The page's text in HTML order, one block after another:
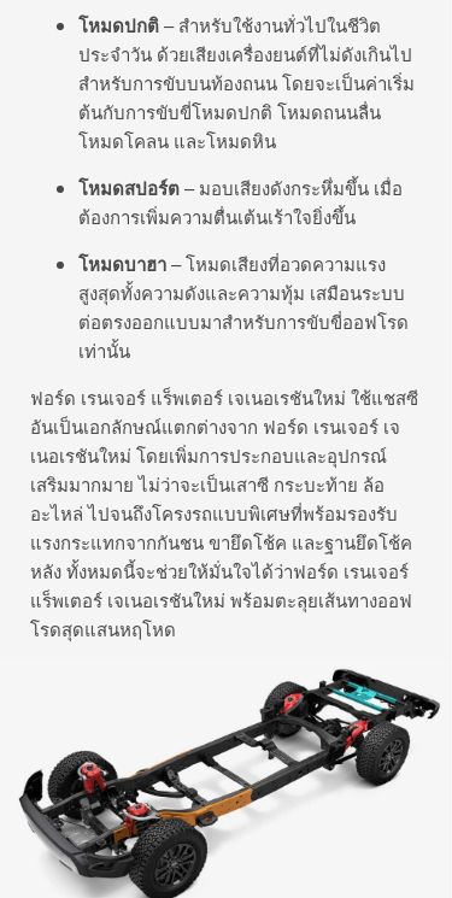
โหมดปกติ– สำหรับใช้งานทั่วไปในชีวิต
ประจำวัน ด้วยเสียงเครื่องยนต์ที่ไม่ดังเกินไป
สำหรับการขับบนท้องถนน โดยจะเป็นค่าเริ่ม
ต้นกับการขับขี่โหมดปกติ โหมดถนนลื่น
โหมดโคลน และโหมดหิน
โหมดสปอร์ต– มอบเสียงดังกระหึ่มขึ้น เมื่อ
ต้องการเพิ่มความตื่นเต้นเร้าใจยิ่งขึ้น
โหมดบาฮา– โหมดเสียงที่อวดความแรง
สูงสุดทั้งความดังและความทุ้ม เสมือนระบบ
ต่อตรงออกแบบมาสำหรับการขับขี่ออฟโรด
เท่านั้น
ฟอร์ด เรนเจอร์ แร็พเตอร์ เจเนอเรชันใหม่ ใช้แชสซี
อันเป็นเอกลักษณ์แตกต่างจาก ฟอร์ด เรนเจอร์ เจ
เนอเรชันใหม่ โดยเพิ่มการประกอบและอุปกรณ์
เสริมมากมาย ไม่ว่าจะเป็นเสาซี กระบะท้าย ล้อ
อะไหล่ ไปจนถึงโครงรถแบบพิเศษที่พร้อมรองรับ
แรงกระแทกจากกันชน ขายึดโช้ค และฐานยึดโช้ค
หลัง ทั้งหมดนี้จะช่วยให้มั่นใจได้ว่าฟอร์ด เรนเจอร์
แร็พเตอร์ เจเนอเรชันใหม่ พร้อมตะลุยเส้นทางออฟ
โรดสุดแสนหฤโหด